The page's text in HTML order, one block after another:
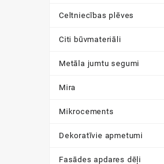
Celtniecības plēves
Citi būvmateriāli
Metāla jumtu segumi
Mira
Mikrocements
Dekoratīvie apmetumi
Fasādes apdares dēļi